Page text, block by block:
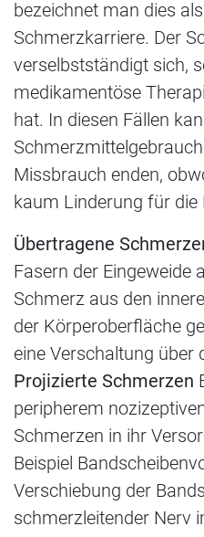
bezeichnet man dies
Schmerzkarriere. Der
verselbstständigt sich,
medikamentöse
hat. In diesen Fällen
Missbrauch enden,
kaum Linderung für die
Übertragene
Fasern der Eingeweide
Schmerz aus den
der Körperoberfläche
eine Verschaltung über
Projizierte Schmerzen
peripherem
Schmerzen in ihr
Beispiel
Verschiebung der
schmerzleitender Nerv